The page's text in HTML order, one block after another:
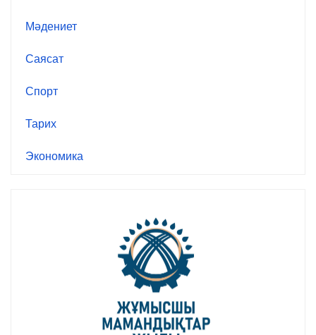
Мәдениет
Саясат
Спорт
Тарих
Экономика